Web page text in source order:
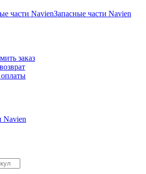
Запасные части Navien
заказ
Navien